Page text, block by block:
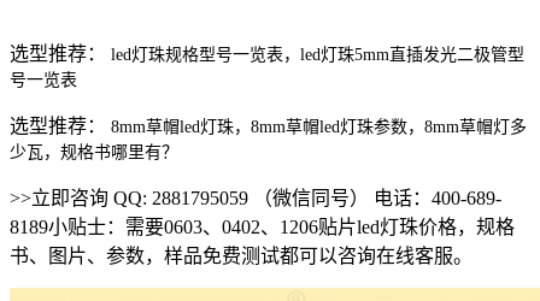
选型推荐： led灯珠规格型号一览表，led灯珠5mm直插发光二极管型
号一览表
选型推荐： 8mm草帽led灯珠，8mm草帽led灯珠参数，8mm草帽灯多
少瓦，规格书哪里有？
>>立即咨询 QQ: 2881795059 （微信同号） 电话：400-689-
8189小贴士：需要0603、0402、1206贴片led灯珠价格，规格
书、图片、参数，样品免费测试都可以咨询在线客服。